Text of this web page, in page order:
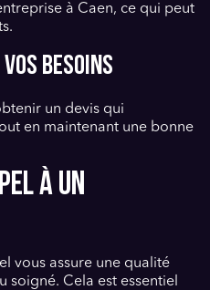
à Caen, ce qui peut
besoins
un devis qui
en maintenant une bonne
À UN
vous assure une qualité
soigné. Cela est essentiel